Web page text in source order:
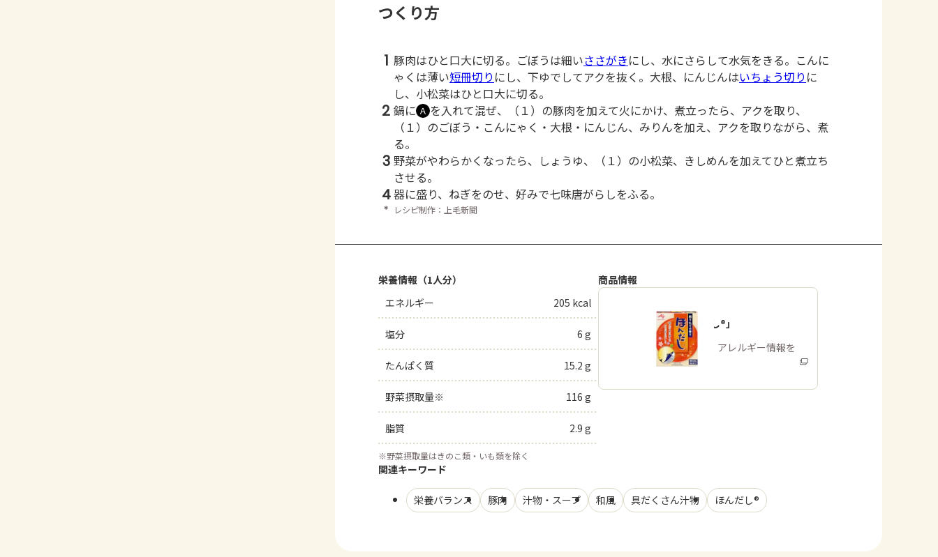
つくり方
1 豚肉はひと口大に切る。ごぼうは細いささがきにし、水にさらして水気をきる。こんに
ゃくは薄い短冊切り にし、下ゆでしてアクを抜く。大根、にんじんはいちょう切り に
し、小松菜はひと口大に切る。
2 鍋に Ａ を入れて混ぜ、（１）の豚肉を加えて火にかけ、煮立ったら、アクを取り、
（１）のごぼう・こんにゃく・大根・にんじん、みりんを加え、アクを取りながら、煮
る。
3 野菜がやわらかくなったら、しょうゆ、（１）の小松菜、きしめんを加えてひと煮立ち
させる。
4器に盛り、ねぎをのせ、好みで七味唐がらしをふる。
＊ レシピ制作：上毛新聞
栄養情報（1人分）
エネルギー
205 kcal
塩分 6 g
たんぱく質 15.2 g
野菜摂取量※ 116 g
脂質 2.9 g
※野菜摂取量はきのこ類・いも類を除く
商品情報
「ほんだし®」
商品・アレルギー情報を
みる
関連キーワード
栄養バランス 豚肉 汁物・スープ 和風 具だくさん汁物 ほんだし®